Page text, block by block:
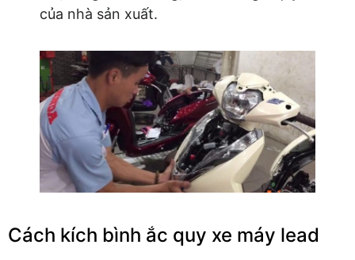
của nhà sản xuất.
Cách kích bình ắc quy xe máy lead